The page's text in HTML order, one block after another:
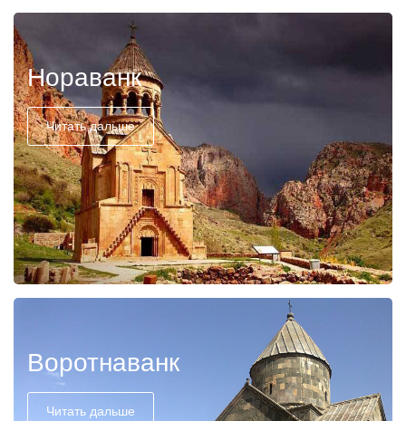
Нораванк
Читать дальше
Воротнаванк
Читать дальше